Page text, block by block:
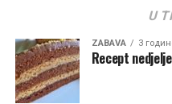
U
ZABAVA 3
Recept